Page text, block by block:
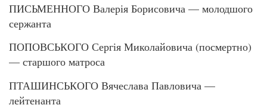
ПИСЬМЕННОГО Валерія Борисовича — молодшого
сержанта
ПОПОВСЬКОГО Сергія Миколайовича (посмертно)
— старшого матроса
ПТАШИНСЬКОГО Вячеслава Павловича —
лейтенанта